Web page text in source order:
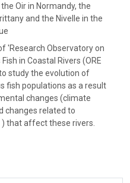
Oir in Normandy, the
and the Nivelle in the
'Research Observatory on
in Coastal Rivers (ORE
to study the evolution of
fish populations as a result
changes (climate
changes related to
that affect these rivers.